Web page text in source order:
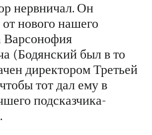
нервничал. Он
нового нашего
Варсонофия
(Бодянский был в то
директором Третьей
тот дал ему в
подсказчика-